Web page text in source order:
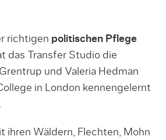
richtigen politischen Pflege
das Transfer Studio die
und Valeria Hedman
in London kennengelernt
ihren Wäldern, Flechten, Mohn